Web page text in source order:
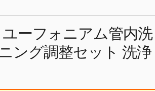
ーフォニアム管内洗
ング調整セット 洗浄